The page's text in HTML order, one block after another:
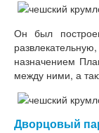
Он был
назначением
между ними, а
Дворцовый